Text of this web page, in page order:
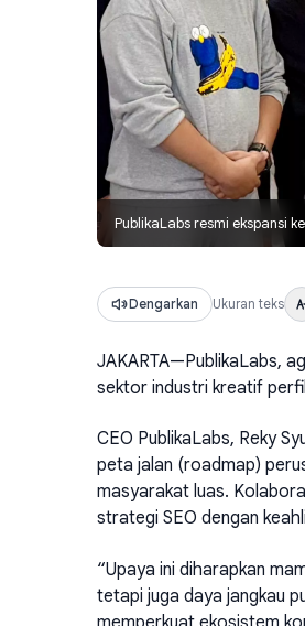
PublikaLabs resmi ekspansi
Dengarkan Ukuran teks
JAKARTA—PublikaLabs,
sektor industri kreatif
CEO PublikaLabs, Reky
peta jalan (roadmap)
masyarakat luas.
strategi SEO dengan
“Upaya ini diharapkan
tetapi juga daya jangkau